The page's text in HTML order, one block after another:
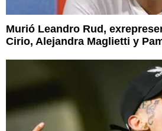
Murió Leandro Rud,
Cirio, Alejandra Maglietti y